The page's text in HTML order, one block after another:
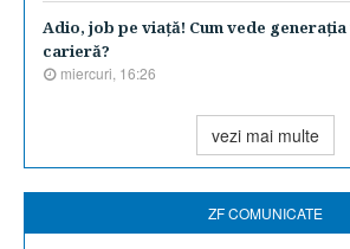
Adio, job pe viaţă! Cum vede
carieră?
miercuri, 16:26
vezi mai multe
ZF COMUNICATE